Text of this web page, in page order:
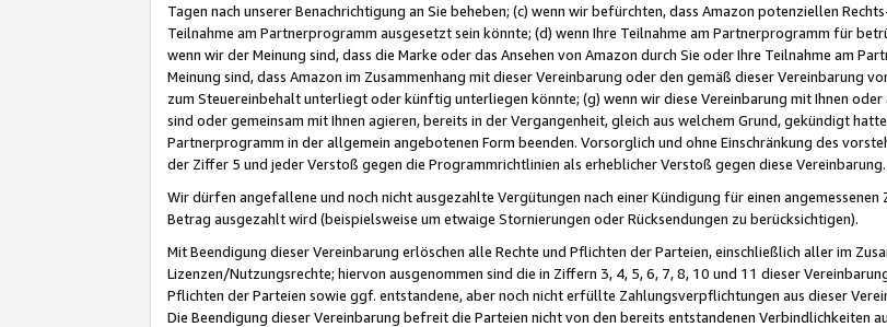
Tagen nach unserer Benachrichtigung an Sie beheben; (c) wenn wir befürchten, dass Amazon potenziellen
Teilnahme am Partnerprogramm ausgesetzt sein könnte; (d) wenn Ihre Teilnahme am Partnerprogramm für
wenn wir der Meinung sind, dass die Marke oder das Ansehen von Amazon durch Sie oder Ihre Teilnahme am
Meinung sind, dass Amazon im Zusammenhang mit dieser Vereinbarung oder den gemäß dieser Vereinbarung
zum Steuereinbehalt unterliegt oder künftig unterliegen könnte; (g) wenn wir diese Vereinbarung mit Ihnen oder
sind oder gemeinsam mit Ihnen agieren, bereits in der Vergangenheit, gleich aus welchem Grund, gekündigt
Partnerprogramm in der allgemein angebotenen Form beenden. Vorsorglich und ohne Einschränkung des
der Ziffer 5 und jeder Verstoß gegen die Programmrichtlinien als erheblicher Verstoß gegen diese Vereinbarung.
Wir dürfen angefallene und noch nicht ausgezahlte Vergütungen nach einer Kündigung für einen
Betrag ausgezahlt wird (beispielsweise um etwaige Stornierungen oder Rücksendungen zu berücksichtigen).
Mit Beendigung dieser Vereinbarung erlöschen alle Rechte und Pflichten der Parteien, einschließlich aller im
Lizenzen/Nutzungsrechte; hiervon ausgenommen sind die in Ziffern 3, 4, 5, 6, 7, 8, 10 und 11 dieser
Pflichten der Parteien sowie ggf. entstandene, aber noch nicht erfüllte Zahlungsverpflichtungen aus dieser
Die Beendigung dieser Vereinbarung befreit die Parteien nicht von den bereits entstandenen Verbindlichkeiten